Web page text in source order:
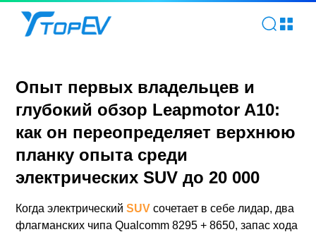
Опыт первых владельцев и
глубокий обзор Leapmotor A10:
как он переопределяет верхнюю
планку опыта среди
электрических SUV до 20 000
Когда электрическийSUV сочетает в себе лидар, два
флагманских чипа Qualcomm 8295 + 8650, запас хода